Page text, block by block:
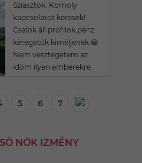
Sziasztok. Komoly
kapcsolatot keresek!
Csalok áll profilok,pènz
kèregetök kimèljenek.😁
Nem vesztegetem az
idöm ilyen emberekre.
5 6 7
NŐK IZMÉNY